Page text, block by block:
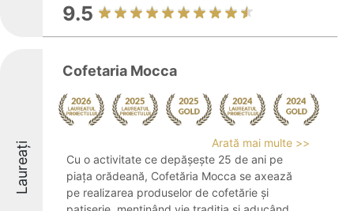
9.5
Laureați
Cofetaria Mocca
Arată mai multe >>
Cu o activitate ce depășește 25 de ani pe
piața orădeană, Cofetăria Mocca se axează
pe realizarea produselor de cofetărie și